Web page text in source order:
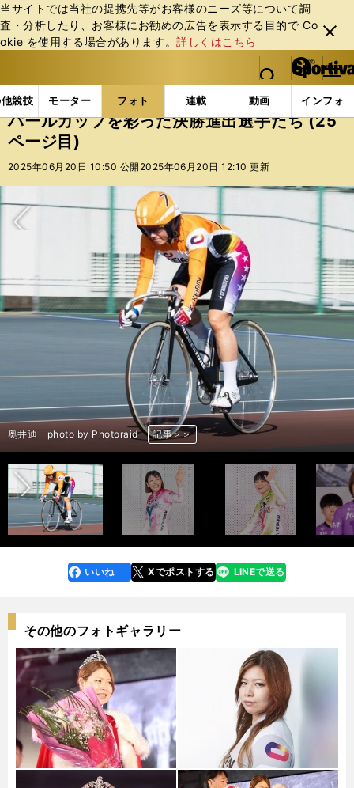
当サイトでは当社の提携先等がお客様のニーズ等について調
査・分析したり、お客様にお勧めの広告を表⽰する⽬的で Co
okie を使⽤する場合があります。詳しくはこちら
閉じ
る
web Sportiva (webスポルティーバ)
検索
マイペ
ー
ジ
メニュ
競技 モーター フォト 連載 動画 インフォ
b
ス
ポ
ル
バ
フォトギャラリー コラムフォト パールカップを彩
パールカップを彩った決勝進出選手たち (25
ページ目)
2025年06月20日 10:50 公開 2025年06月20日 12:10 更新
次へ
佐藤水菜 photo by Photoraid 記事＞＞
仲澤春香 photo by Photoraid 記事＞＞
尾崎睦 photo by Photoraid 記事＞＞
竹野百香 photo by Photoraid 記事＞＞
梅川風子 photo by Photoraid 記事＞＞
柳原真緒 photo by Photoraid 記事＞＞
奥井迪 photo by Photoraid 記事＞＞
パールカップ決勝 photo by Photoraid 記事＞＞
パールカップ決勝 photo by Photoraid 記事＞＞
パールカップ決勝、残り１周 photo by Photoraid 記事＞＞
パールカップ決勝のゴール付近 photo by Photoraid 記事＞＞
佐藤水菜 photo by Photoraid 記事＞＞
佐藤水菜 photo by Photoraid 記事＞＞
佐藤水菜 photo by Photoraid 記事＞＞
佐藤水菜 photo by Photoraid 記事＞＞
佐藤水菜 photo by Photoraid 記事＞＞
佐藤水菜 photo by Photoraid 記事＞＞
佐藤水菜 photo by Photoraid 記事＞＞
佐藤水菜 photo by Photoraid 記事＞＞
仲澤春香 photo by Photoraid 記事＞＞
尾崎睦 photo by Photoraid 記事＞＞
竹野百香 photo by Photoraid 記事＞＞
梅川風子 photo by Photoraid 記事＞＞
柳原真緒 photo by Photoraid 記事＞＞
奥井迪 photo by Photoraid 記事＞＞
前へ
faceboo
k
いいね Xでポストする
line LINEで送る
その他のフォトギャラリー